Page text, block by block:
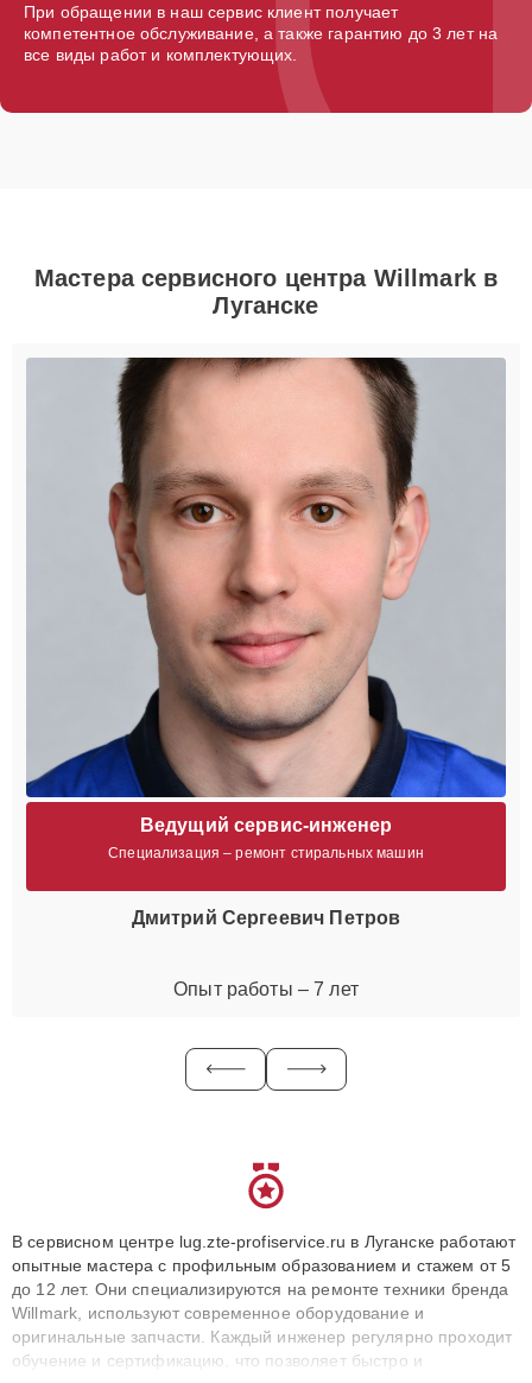
При обращении в наш сервис клиент получает
компетентное обслуживание, а также гарантию до 3 лет на
все виды работ и комплектующих.
Мастера сервисного центра Willmark в
Луганске
Ведущий сервис-инженер
Специализация – ремонт стиральных машин
Дмитрий Сергеевич Петров
Опыт работы – 7 лет
В сервисном центре lug.zte-profiservice.ru в Луганске работают
опытные мастера с профильным образованием и стажем от 5
до 12 лет. Они специализируются на ремонте техники бренда
Willmark, используют современное оборудование и
оригинальные запчасти. Каждый инженер регулярно проходит
обучение и сертификацию, что позволяет быстро и